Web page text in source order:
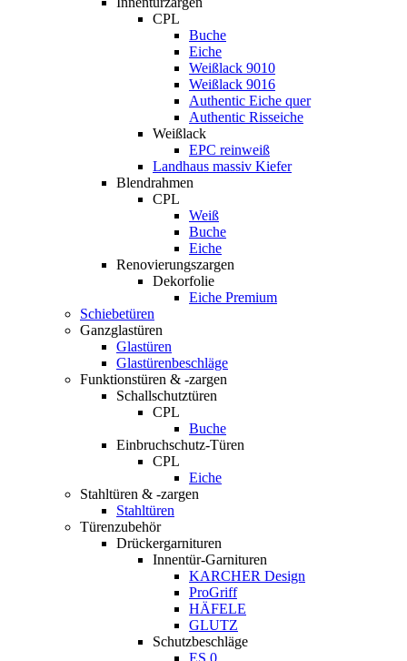
CPL
Buche
Eiche
Weißlack 9010
Weißlack 9016
Authentic Eiche quer
Authentic Risseiche
Weißlack
EPC reinweiß
Landhaus massiv Kiefer
Blendrahmen
CPL
Weiß
Buche
Eiche
Renovierungszargen
Dekorfolie
Eiche Premium
Schiebetüren
Ganzglastüren
Glastüren
Glastürenbeschläge
Funktionstüren & -zargen
Schallschutztüren
CPL
Buche
Einbruchschutz-Türen
CPL
Eiche
Stahltüren & -zargen
Stahltüren
Türenzubehör
Drückergarnituren
Innentür-Garnituren
KARCHER Design
ProGriff
HÄFELE
GLUTZ
Schutzbeschläge
ES 0